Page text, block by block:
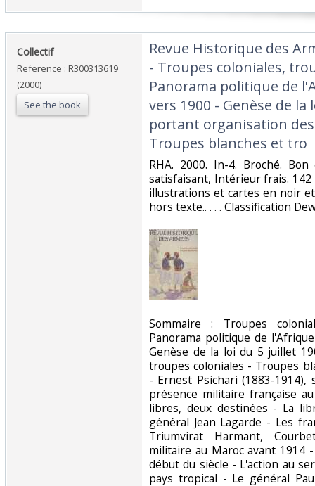
‎Collectif‎
Reference : R300313619
(2000)
See the book
‎Revue Historique des
- Troupes coloniales,
Panorama politique de
vers 1900 - Genèse de
portant organisation
Troupes blanches et tro‎
‎RHA. 2000. In-4. Broché.
satisfaisant, Intérieur frais.
illustrations et cartes en noir
hors texte.. . . . Classification
‎Sommaire : Troupes
Panorama politique de
Genèse de la loi du 5 juillet
troupes coloniales - Troupes
- Ernest Psichari (1883-
présence militaire française
libres, deux destinées - La
général Jean Lagarde - Les
Triumvirat Harmant,
militaire au Maroc avant 1914
début du siècle - L'action au
pays tropical - Le général